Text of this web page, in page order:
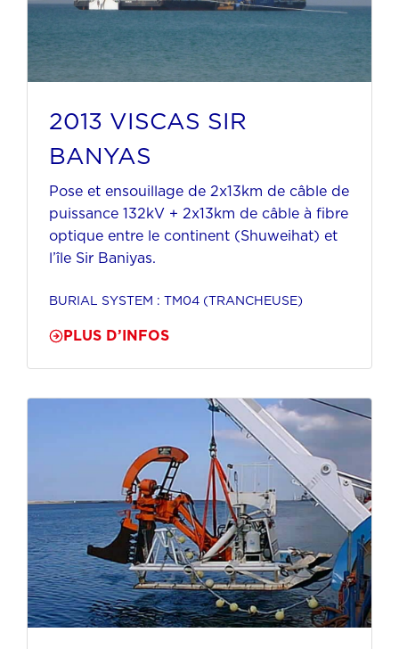
2013 VISCAS SIR
BANYAS
Pose et ensouillage de 2x13km de câble de
puissance 132kV + 2x13km de câble à fibre
optique entre le continent (Shuweihat) et
l’île Sir Baniyas.
BURIAL SYSTEM : TM04 (TRANCHEUSE)
PLUS D’INFOS